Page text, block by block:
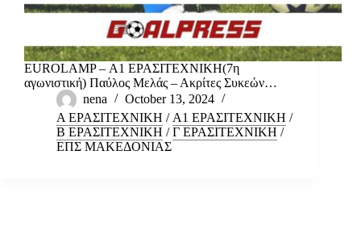
EUROLAMP – Α1 ΕΡΑΣΙΤΕΧΝΙΚΗ(7η
αγωνιστική) Παύλος Μελάς – Ακρίτες Συκεών…
nena
October 13, 2024
Α ΕΡΑΣΙΤΕΧΝΙΚΗ / Α1 ΕΡΑΣΙΤΕΧΝΙΚΗ /
Β ΕΡΑΣΙΤΕΧΝΙΚΗ /Γ ΕΡΑΣΙΤΕΧΝΙΚΗ /
ΕΠΣ ΜΑΚΕΔΟΝΙΑΣ